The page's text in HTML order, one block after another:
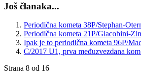
Još članaka...
Periodična kometa 38P/Stephan-
Periodična kometa 21P/Giacobini-
Ipak je to periodična kometa 96P/
C/2017 U1, prva međuzvezdana
Strana 8 od 16